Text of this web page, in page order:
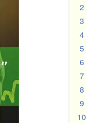
2
3
4
5
6
7
8
9
10